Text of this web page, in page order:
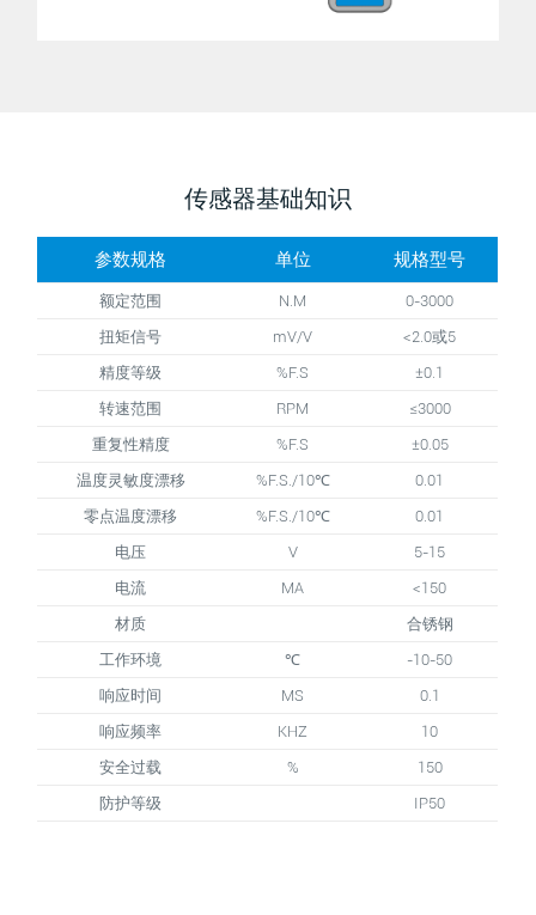
传感器基础知识
参数规格 单位 规格型号
额定范围 N.M
0-3000
扭矩信号
mV/V
<2.0或5
精度等级
%F.S
±0.1
转速范围
RPM
≤3000
重复性精度
%F.S
±0.05
温度灵敏度漂移
%F.S./10℃
0.01
零点温度漂移
%F.S./10℃
0.01
电压
V
5-15
电流
MA
<150
材质
合锈钢
工作环境
℃
-10-50
响应时间
MS
0.1
响应频率
KHZ
10
安全过载
%
150
防护等级
IP50